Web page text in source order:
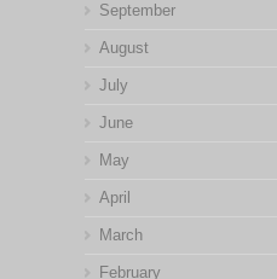
September
August
July
June
May
April
March
February